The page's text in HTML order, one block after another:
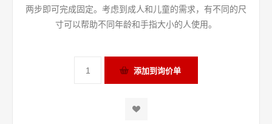
两步即可完成固定。考虑到成人和儿童的需求，有不同的尺
寸可以帮助不同年龄和手指大小的人使用。